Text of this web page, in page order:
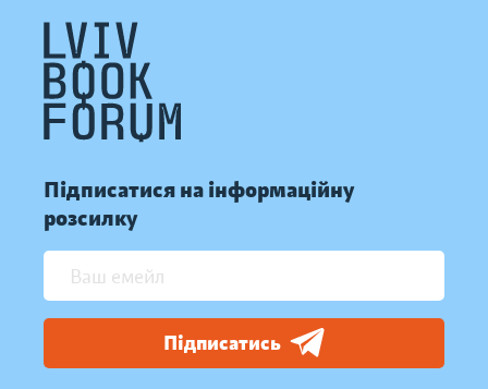
Підписатися на інформаційну
розсилку
Підписатись